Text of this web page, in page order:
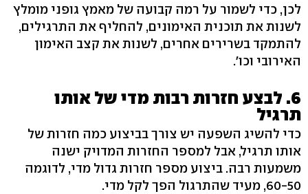
לכן, כדי לשמור על רמה קבועה של מאמץ גופני מומלץ
לשנות את תוכנית האימונים, להחליף את התרגילים,
להתמקד בשרירים אחרים, לשנות את קצב האימון
האירובי ‭.'וכו‬
6. לבצע חזרות רבות מדי של אותו
תרגיל
כדי להשיג השפעה יש צורך בביצוע כמה חזרות של
אותו תרגיל, אבל למספר החזרות המדויק ישנה
משמעות רבה. ביצוע מספר חזרות גדול מדי, לדוגמה
60-50, מעיד שהתרגול הפך לקל מדי.